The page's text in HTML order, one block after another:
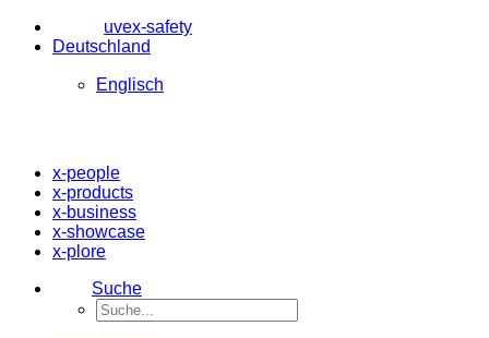
uvex-safety
Deutschland
Englisch
x-people
x-products
x-business
x-showcase
x-plore
Suche